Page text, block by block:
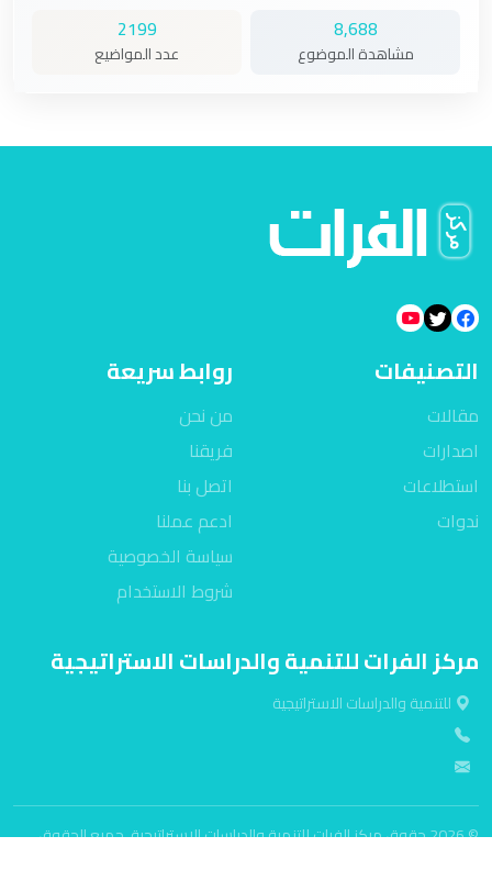
8,688
مشاهدة الموضوع
2199
عدد المواضيع
التصنيفات
مقالات
اصدارات
استطلاعات
ندوات
روابط سريعة
من نحن
فريقنا
اتصل بنا
ادعم عملنا
سياسة الخصوصية
شروط الاستخدام
مركز الفرات للتنمية والدراسات الاستراتيجية
للتنمية والدراسات الاستراتيجية
© 2026 حقوق مركز الفرات للتنمية والدراسات الاستراتيجية. جميع الحقوق